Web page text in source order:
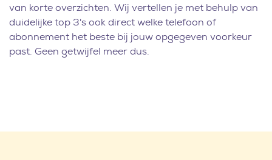
van korte overzichten. Wij vertellen je met behulp van
duidelijke top 3's ook direct welke telefoon of
abonnement het beste bij jouw opgegeven voorkeur
past. Geen getwijfel meer dus.